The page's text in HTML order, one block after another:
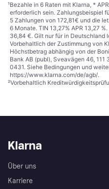
¹Bezahle in 6 Raten mit Klarna, *
erforderlich sein. Zahlungsbeispiel
5 Zahlungen von 172,81€ und die
6 Monate. TIN 13,27% APR 13,27
36,84 €. Gilt nur für in Deutschland
Vorbehaltlich der Zustimmung von
Höchstbetrag abhängig von der
Bank AB (publ), Sveavägen 46,
0431. Siehe Bedingungen und
https://www.klarna.com/de/agb/.
²Vorbehaltlich
Klarna
Über uns
Karriere